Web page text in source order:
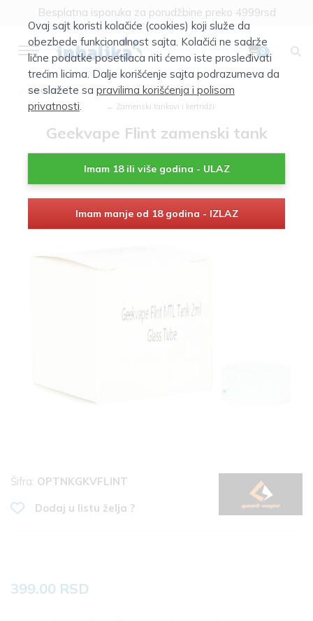
Besplatna isporuka za porudžbine preko 4999rsd
0
Atomizeri
← Zamenski tankovi i kertridži
Geekvape Flint zamenski tank
Šifra: OPTNKGKVFLINT
Dodaj u listu želja ?
399.00 RSD
Ovaj sajt koristi kolačiće (cookies) koji služe da
obezbede funkcionalnost sajta. Kolačići ne sadrže
lične podatke posetilaca niti ćemo iste prosleđivati
trećim licima. Dalje korišćenje sajta podrazumeva da
se slažete sa pravilima korišćenja i polisom
privatnosti.
Imam 18 ili više godina - ULAZ
Imam manje od 18 godina - IZLAZ